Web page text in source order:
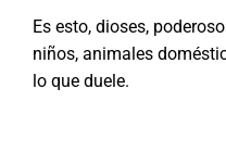
Es esto, dioses,
niños, animales
lo que duele.